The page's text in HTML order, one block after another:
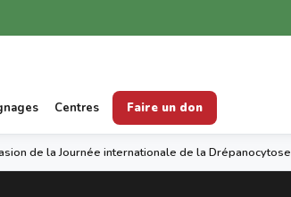
Centres Faire un don
de la Journée internationale de la Drépanocytose